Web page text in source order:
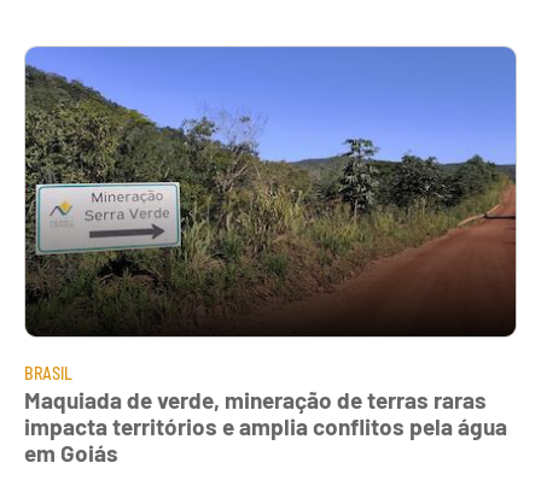
BRASIL
Maquiada de verde, mineração de terras raras
impacta territórios e amplia conflitos pela água
em Goiás